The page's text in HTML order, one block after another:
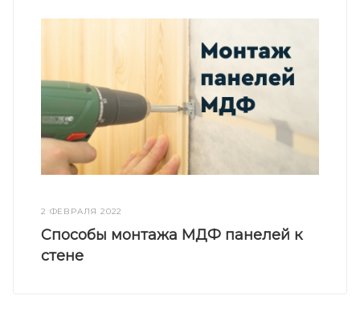
2 ФЕВРАЛЯ 2022
Способы монтажа МДФ панелей к
стене